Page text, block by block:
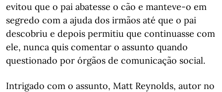
evitou que o pai abatesse o cão e manteve-o em
segredo com a ajuda dos irmãos até que o pai
descobriu e depois permitiu que continuasse com
ele, nunca quis comentar o assunto quando
questionado por órgãos de comunicação social.
Intrigado com o assunto, Matt Reynolds, autor no